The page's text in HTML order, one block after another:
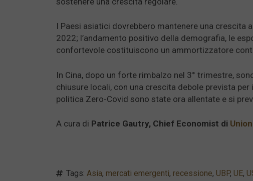
I Paesi asiatici dovrebbero mantenere una crescita
2022; l’andamento positivo della demografia, le
confortevole costituiscono un ammortizzatore
In Cina, dopo un forte rimbalzo nel 3° trimestre,
chiusure locali, con una crescita debole prevista
politica Zero-Covid sono state ora allentate e si
A cura di Patrice Gautry, Chief Economist di
Tags: Asia, mercati emergenti, recessione, UBP, UE,